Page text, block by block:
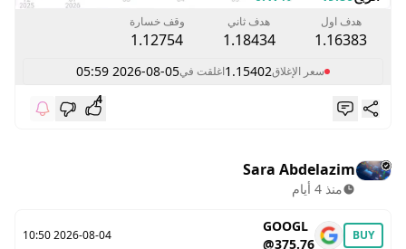
هدف اول
1.16383
هدف ثاني
1.18434
وقف خسارة
1.12754
سعر الإغلاق1.15402اغلقت في2026-08-05 05:59
4
Sara Abdelazim
منذ 4 أيام
BUY
GOOGL
@375.76
2026-08-04 10:50